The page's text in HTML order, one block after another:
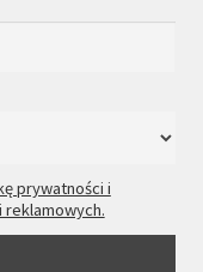
prywatności i
reklamowych.